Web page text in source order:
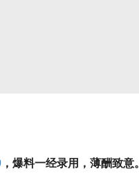
，爆料一经录用，薄酬致意。